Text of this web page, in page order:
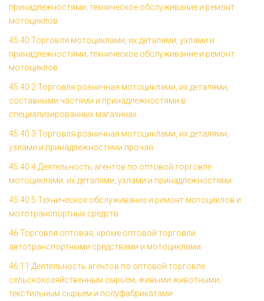
принадлежностями; техническое обслуживание и ремонт
мотоциклов
45.40 Торговля мотоциклами, их деталями, узлами и
принадлежностями; техническое обслуживание и ремонт
мотоциклов
45.40.2 Торговля розничная мотоциклами, их деталями,
составными частями и принадлежностями в
специализированных магазинах
45.40.3 Торговля розничная мотоциклами, их деталями,
узлами и принадлежностями прочая
45.40.4 Деятельность агентов по оптовой торговле
мотоциклами, их деталями, узлами и принадлежностями
45.40.5 Техническое обслуживание и ремонт мотоциклов и
мототранспортных средств
46 Торговля оптовая, кроме оптовой торговли
автотранспортными средствами и мотоциклами
46.11 Деятельность агентов по оптовой торговле
сельскохозяйственным сырьем, живыми животными,
текстильным сырьем и полуфабрикатами